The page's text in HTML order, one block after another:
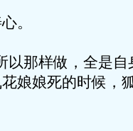
。
那样做，全是
娘娘死的时候，